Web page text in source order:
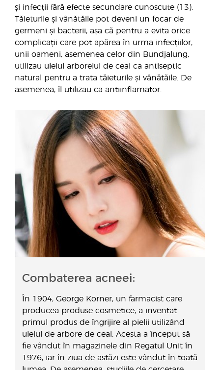
și infecții fără efecte secundare cunoscute (13).
Tăieturile și vânătăile pot deveni un focar de
germeni și bacterii, așa că pentru a evita orice
complicații care pot apărea în urma infecțiilor,
unii oameni, asemenea celor din Bundjalung,
utilizau uleiul arborelui de ceai ca antiseptic
natural pentru a trata tăieturile și vânătăile. De
asemenea, îl utilizau ca antiinflamator.
Combaterea acneei:
În 1904, George Korner, un farmacist care
producea produse cosmetice, a inventat
primul produs de îngrijire al pielii utilizând
uleiul de arbore de ceai. Acesta a început să
fie vândut în magazinele din Regatul Unit în
1976, iar în ziua de astăzi este vândut în toată